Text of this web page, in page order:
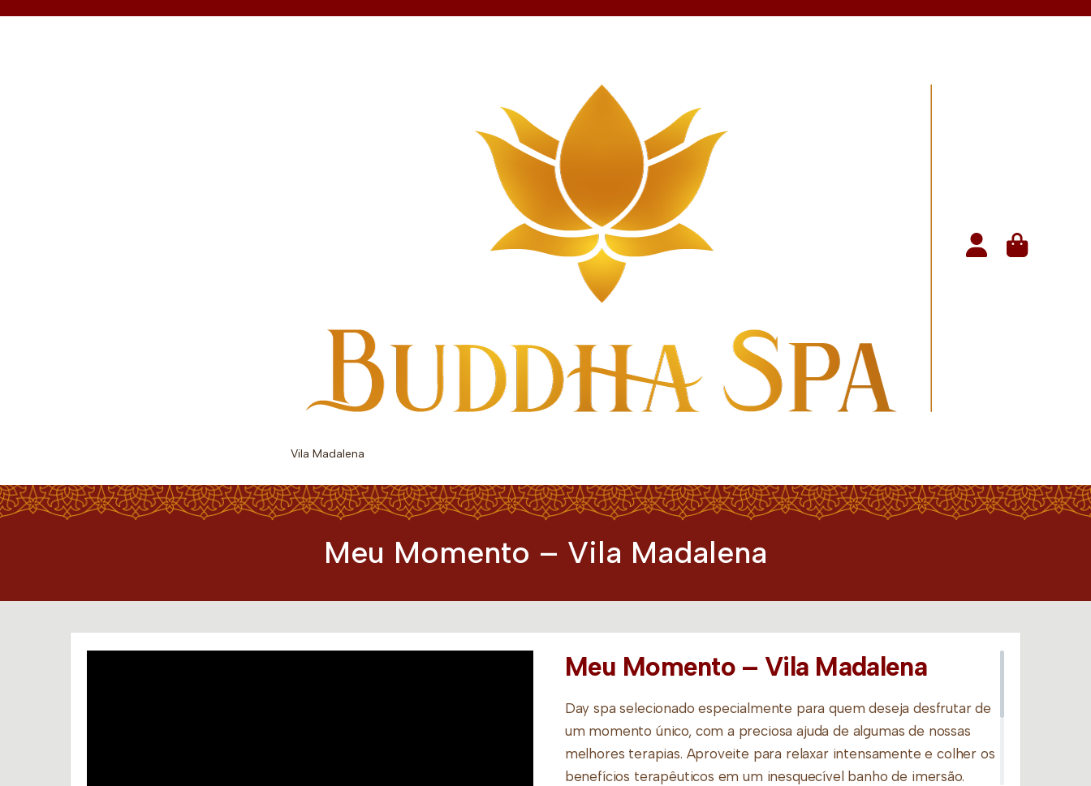
Vila Madalena
Meu Momento – Vila Madalena
Meu Momento – Vila Madalena
Day spa selecionado especialmente para quem deseja desfrutar de
um momento único, com a preciosa ajuda de algumas de nossas
melhores terapias. Aproveite para relaxar intensamente e colher os
benefícios terapêuticos em um inesquecível banho de imersão.